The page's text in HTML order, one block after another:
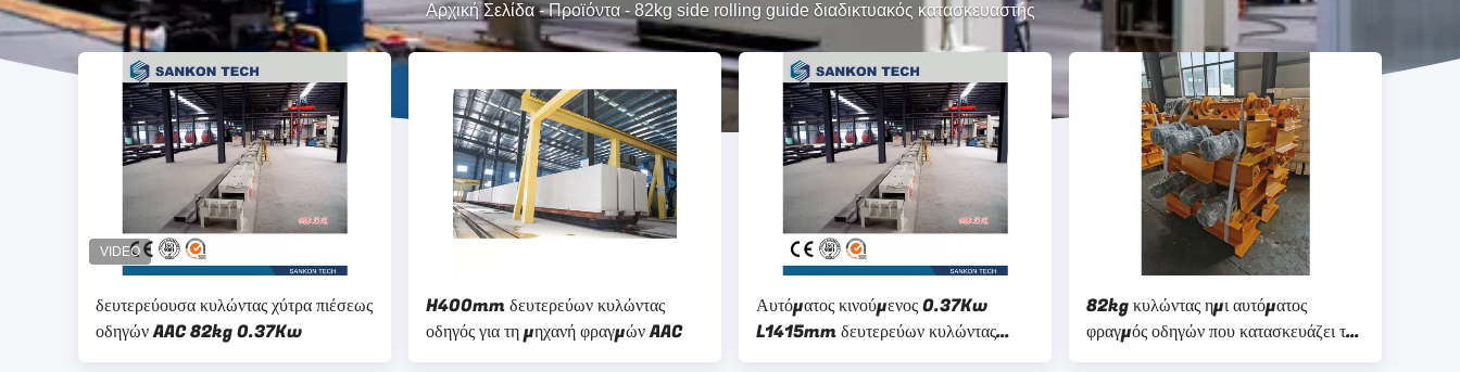
Αρχική Σελίδα-Προϊόντα- 82kg side rolling guide διαδικτυακός κατασκευαστής
δευτερεύουσα κυλώντας χύτρα πιέσεως
οδηγών AAC 82kg 0.37Kw
H400mm δευτερεύων κυλώντας
οδηγός για τη μηχανή φραγμών AAC
Αυτόματος κινούμενος 0.37Kw
L1415mm δευτερεύων κυλώντας
οδηγός μηχανών σχήματος τούβλου
82kg κυλώντας ημι αυτόματος
φραγμός οδηγών που κατασκευάζει τη
μηχανή